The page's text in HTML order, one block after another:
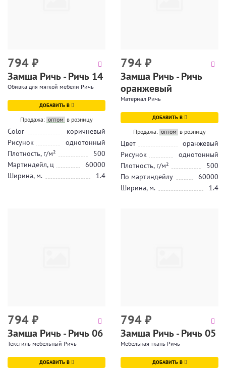
794₽
Замша Ричь - Ричь 14
Обивка для мягкой мебели Ричь
ДОБАВИТЬ В
Продажа: оптом в розницу
Color
коричневый
Рисунок
однотонный
Плотность, г/м²
500
Мартиндейл, ц
60000
Ширина, м.
1.4
794₽
Замша Ричь - Ричь
оранжевый
Материал Ричь
ДОБАВИТЬ В
Продажа: оптом в розницу
Цвет
оранжевый
Рисунок
однотонный
Плотность, г/м²
500
По мартиндейлу
60000
Ширина, м.
1.4
794₽
Замша Ричь - Ричь 06
Текстиль мебельный Ричь
ДОБАВИТЬ В
794₽
Замша Ричь - Ричь 05
Мебельная ткань Ричь
ДОБАВИТЬ В